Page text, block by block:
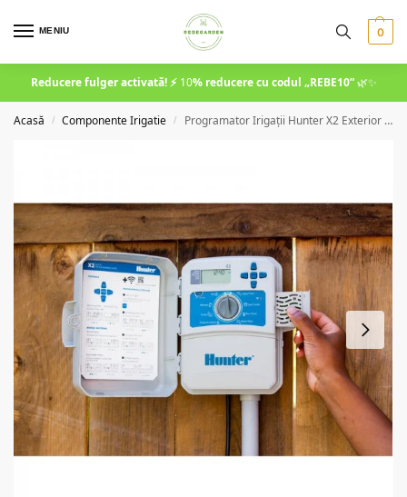
MENIU 0
Reducere fulger activată! ⚡10% reducere cu codul „REBE10”🌿✨
Acasă / Componente Irigatie / Programator Irigații Hunter X2 Exterior – 6 zone, 24V cu opțiune Wi-Fi